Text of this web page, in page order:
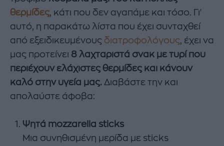
θερμίδες, κάτι που δεν αγαπάμε και τόσο. Γι'
αυτό, η παρακάτω λίστα που έχει συνταχθεί
από εξειδικευμένους διατροφολόγους, έχει να
μας προτείνει 8 λαχταριστά σνακ με τυρί που
περιέχουν ελάχιστες θερμίδες και κάνουν
καλό στην υγεία μας. Διαβάστε την και
απολαύστε άφοβα:
Ψητά mozzarella sticks
Μια συνηθισμένη μερίδα με sticks